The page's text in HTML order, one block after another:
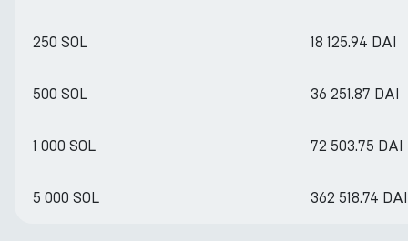
250 SOL 18 125.94 DAI
500 SOL 36 251.87 DAI
1 000 SOL 72 503.75 DAI
5 000 SOL 362 518.74 DAI